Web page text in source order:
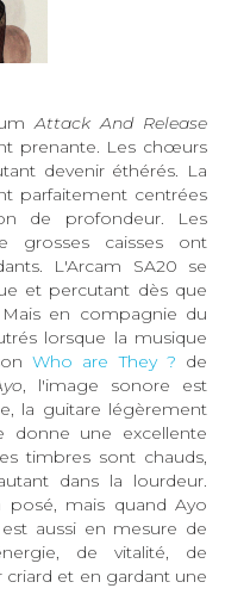
Attack And Release
prenante. Les chœurs
devenir éthérés. La
parfaitement centrées
de profondeur. Les
grosses caisses ont
L'Arcam SA20 se
et percutant dès que
en compagnie du
lorsque la musique
Who are They ? de
, l'image sonore est
la guitare légèrement
une excellente
timbres sont chauds,
dans la lourdeur.
mais quand Ayo
aussi en mesure de
de vitalité, de
criard et en gardant une